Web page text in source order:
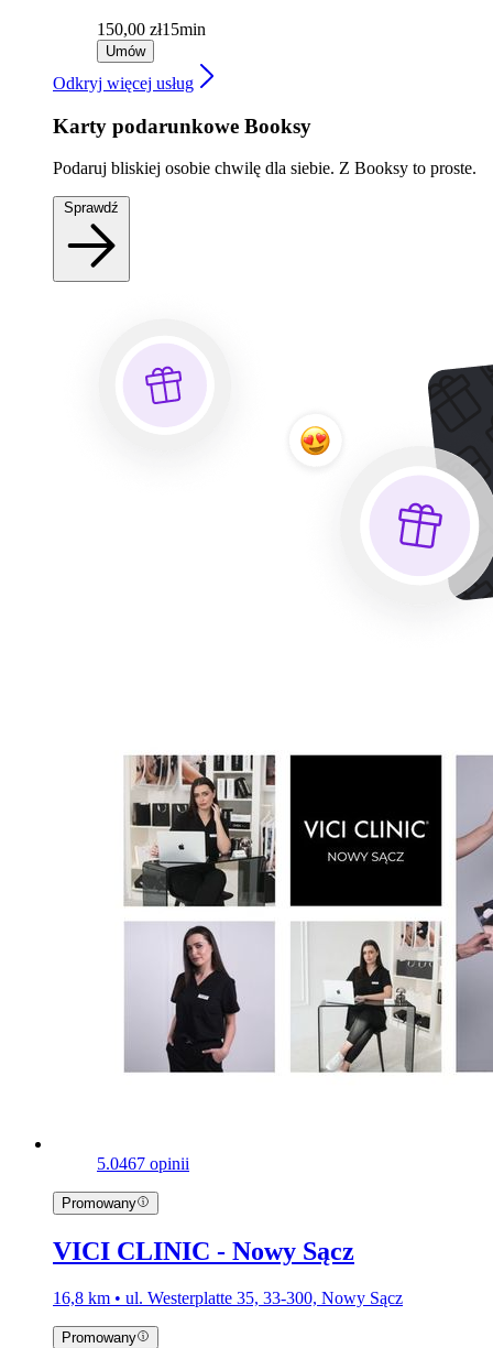
150,00 zł15min
Umów
Odkryj więcej usług
Karty podarunkowe Booksy
Podaruj bliskiej osobie chwilę dla siebie. Z Booksy to proste.
5.0467 opinii
Promowany
VICI CLINIC - Nowy Sącz
16,8 km • ul. Westerplatte 35, 33-300, Nowy Sącz
Promowany